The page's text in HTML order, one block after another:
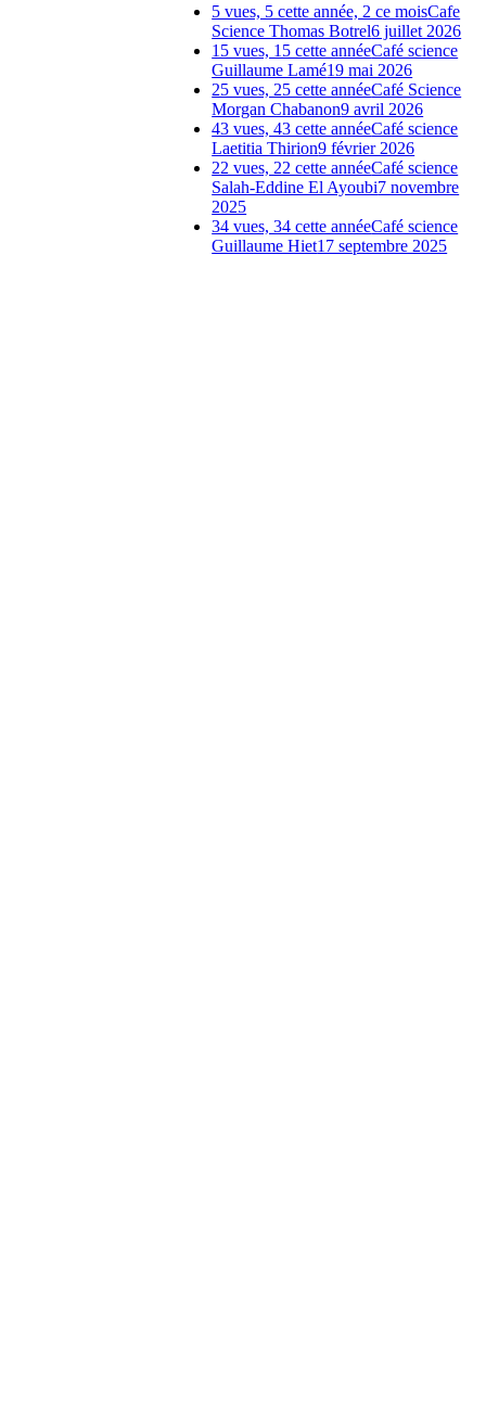
5 vues, 5 cette année, 2 ce moisCafe
Science Thomas Botrel6 juillet 2026
15 vues, 15 cette annéeCafé science
Guillaume Lamé19 mai 2026
25 vues, 25 cette annéeCafé Science
Morgan Chabanon9 avril 2026
43 vues, 43 cette annéeCafé science
Laetitia Thirion9 février 2026
22 vues, 22 cette annéeCafé science
Salah-Eddine El Ayoubi7 novembre
2025
34 vues, 34 cette annéeCafé science
Guillaume Hiet17 septembre 2025